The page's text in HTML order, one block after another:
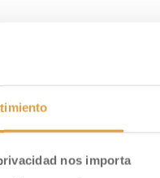
nos importa